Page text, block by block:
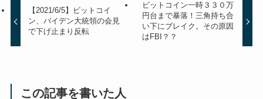
【2021/6/5】ビットコイ
ン、バイデン大統領の会見
で下げ止まり反転
ビットコイン一時３３０万
円台まで暴落！三角持ち合
い下にブレイク。その原因
はFBI？？
この記事を書いた人